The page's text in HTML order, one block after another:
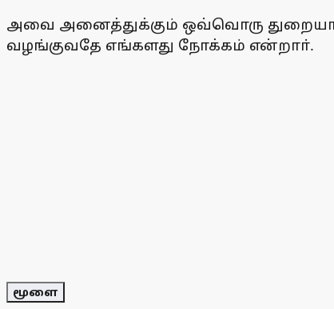
அவை அனைத்துக்கும் ஒவ்வொரு
வழங்குவதே எங்களது நோக்கம் என்றாா்.
மூளை